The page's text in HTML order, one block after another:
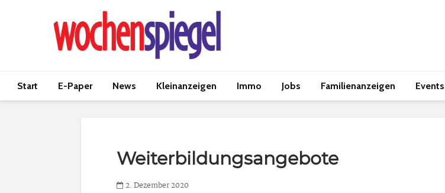
Start E-Paper News Kleinanzeigen Immo Jobs Familienanzeigen Events
Weiterbildungsangebote
2. Dezember 2020